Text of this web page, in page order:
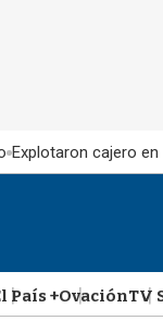
Explotaron cajero
País +OvaciónTV